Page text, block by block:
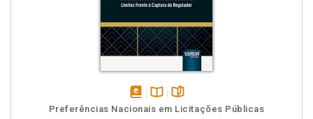
disponívelDisponível
páginas
Preferências Nacionais em Licitações Públicas